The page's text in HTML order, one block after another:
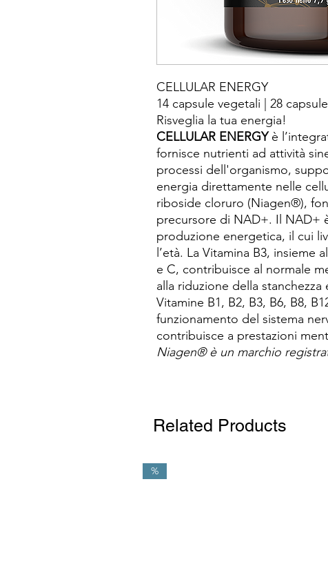
CELLULAR ENERGY
14 capsule vegetali | 28
Risveglia la tua energia!
CELLULAR ENERGYè
fornisce nutrienti ad attività
processi dell'organismo,
energia direttamente nelle
riboside cloruro (Niagen®),
precursore di NAD+. Il NAD+
produzione energetica, il cui
l’età. La Vitamina B3, insieme
e C, contribuisce al normale
alla riduzione della stanchezza
Vitamine B1, B2, B3, B6, B8,
funzionamento del sistema
contribuisce a prestazioni
Niagen® è un marchio
Related Products
%